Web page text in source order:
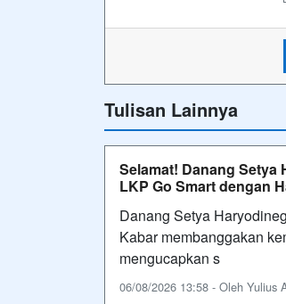
Tulisan Lainnya
Selamat! Danang
LKP Go Smart dengan
Danang Setya
Kabar membanggakan
mengucapkan s
06/08/2026 13:58 - Oleh Yulius